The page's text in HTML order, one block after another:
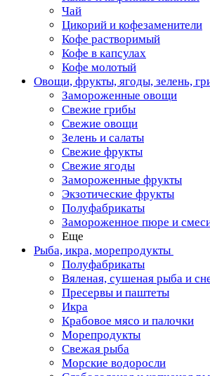
Чай
Цикорий и кофезаменители
Кофе растворимый
Кофе в капсулах
Кофе молотый
Овощи, фрукты, ягоды, зелень,
Замороженные овощи
Свежие грибы
Свежие овощи
Зелень и салаты
Свежие фрукты
Свежие ягоды
Замороженные фрукты
Экзотические фрукты
Полуфабрикаты
Замороженное пюре и
Еще
Рыба, икра, морепродукты
Полуфабрикаты
Вяленая, сушеная рыба и
Пресервы и паштеты
Икра
Крабовое мясо и палочки
Морепродукты
Свежая рыба
Морские водоросли